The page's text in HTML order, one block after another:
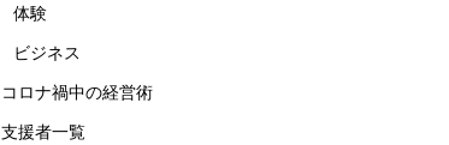
体験
ビジネス
コロナ禍中の経営術
支援者一覧